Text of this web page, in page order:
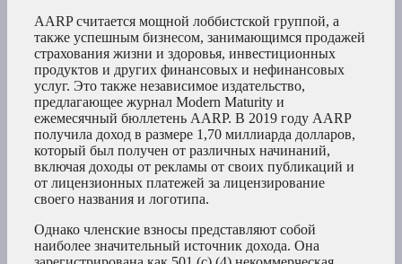
AARP считается мощной лоббистской группой, а
также успешным бизнесом, занимающимся продажей
страхования жизни и здоровья, инвестиционных
продуктов и других финансовых и нефинансовых
услуг. Это также независимое издательство,
предлагающее журнал Modern Maturity и
ежемесячный бюллетень AARP. В 2019 году AARP
получила доход в размере 1,70 миллиарда долларов,
который был получен от различных начинаний,
включая доходы от рекламы от своих публикаций и
от лицензионных платежей за лицензирование
своего названия и логотипа.
Однако членские взносы представляют собой
наиболее значительный источник дохода. Она